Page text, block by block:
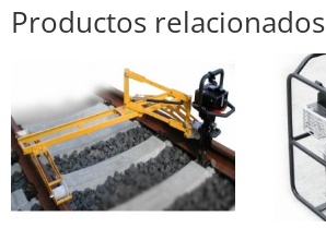
Productos relacionados